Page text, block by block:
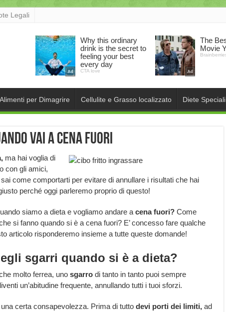
Legali
Alimenti per Dimagrire Cellulite e Grasso localizzato Diete Speciali
vai a cena fuori
ma hai voglia di
con gli amici,
come comportarti per evitare di annullare i risultati che hai
perché oggi parleremo proprio di questo!
siamo a dieta e vogliamo andare a cena fuori?Come
si fanno quando si è a cena fuori? E’ concesso fare qualche
articolo risponderemo insieme a tutte queste domande!
sgarri quando si è a dieta?
molto ferrea, uno sgarrodi tanto in tanto puoi sempre
un’abitudine frequente, annullando tutti i tuoi sforzi.
certa consapevolezza. Prima di tutto devi porti dei limiti,ad